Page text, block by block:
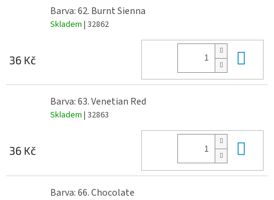
Barva: 62. Burnt Sienna
Skladem | 32862
36 Kč
Barva: 63. Venetian Red
Skladem | 32863
36 Kč
Barva: 66. Chocolate